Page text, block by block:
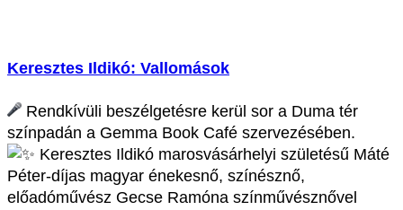
Keresztes Ildikó: Vallomások
Rendkívüli beszélgetésre kerül sor a Duma tér
színpadán a Gemma Book Café szervezésében.
Keresztes Ildikó marosvásárhelyi születésű Máté
Péter-díjas magyar énekesnő, színésznő,
előadóművész Gecse Ramóna színművésznővel